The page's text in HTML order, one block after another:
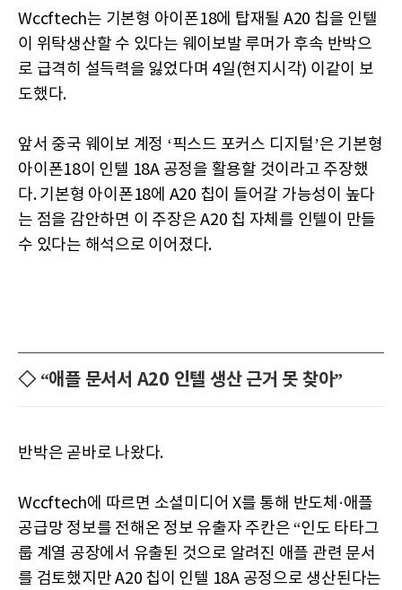
Wccftech는 기본형 아이폰18에 탑재될 A20 칩을 인텔
이 위탁생산할 수 있다는 웨이보발 루머가 후속 반박으
로 급격히 설득력을 잃었다며 4일(현지시각) 이같이 보
도했다.
앞서 중국 웨이보 계정 ‘픽스드 포커스 디지털’은 기본형
아이폰18이 인텔 18A 공정을 활용할 것이라고 주장했
다. 기본형 아이폰18에 A20 칩이 들어갈 가능성이 높다
는 점을 감안하면 이 주장은 A20 칩 자체를 인텔이 만들
수 있다는 해석으로 이어졌다.
◇ “애플 문서서 A20 인텔 생산 근거 못 찾아”
반박은 곧바로 나왔다.
Wccftech에 따르면 소셜미디어 X를 통해 반도체·애플
공급망 정보를 전해온 정보 유출자 주칸은 “인도 타타그
룹 계열 공장에서 유출된 것으로 알려진 애플 관련 문서
를 검토했지만 A20 칩이 인텔 18A 공정으로 생산된다는